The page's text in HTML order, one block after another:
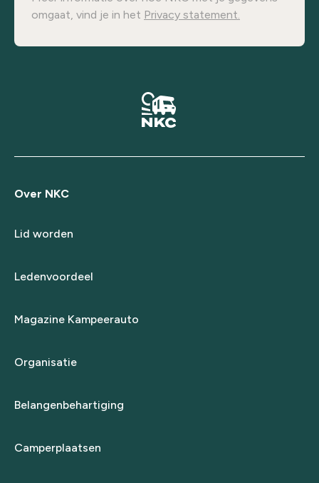
omgaat, vind je in het Privacy statement.
Over NKC
Lid worden
Ledenvoordeel
Magazine Kampeerauto
Organisatie
Belangenbehartiging
Camperplaatsen